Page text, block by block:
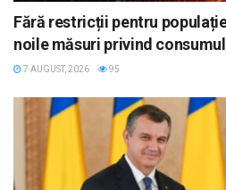
Fără restricții pentru
noile măsuri privind
7 AUGUST, 2026 95